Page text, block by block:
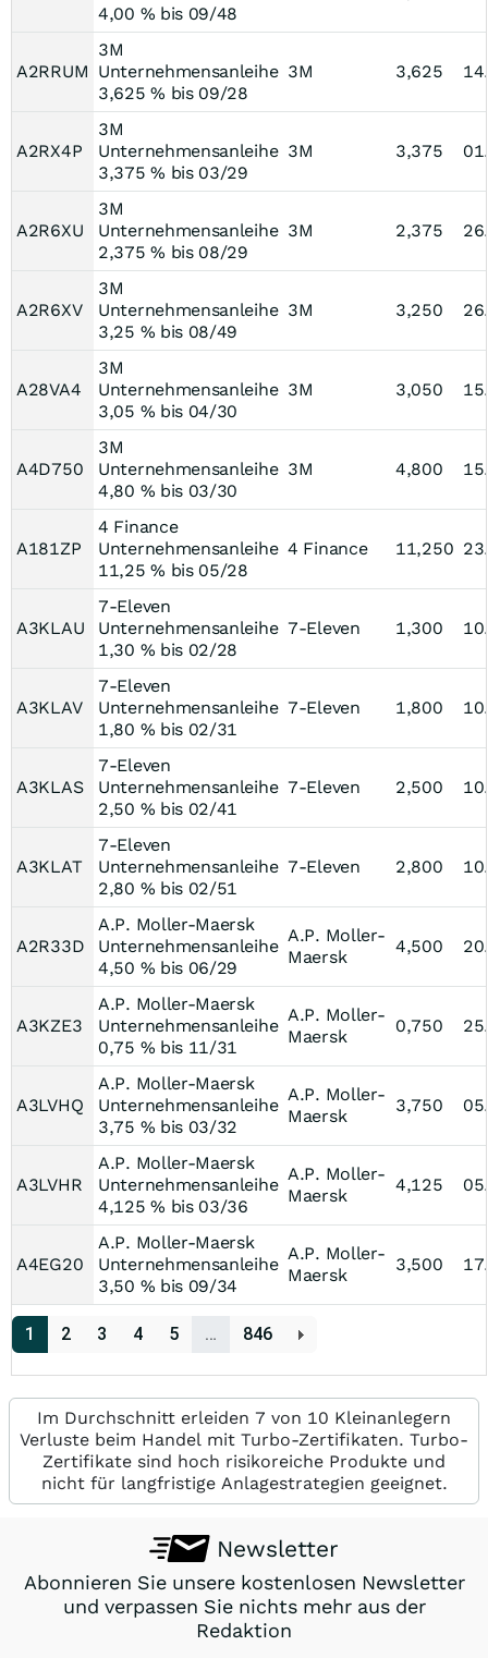
4,00 % bis 09/48
A2RRUM
3M
Unternehmensanleihe
3,625 % bis 09/28
3M 3,625
A2RX4P
3M
Unternehmensanleihe
3,375 % bis 03/29
3M 3,375
A2R6XU
3M
Unternehmensanleihe
2,375 % bis 08/29
3M 2,375
A2R6XV
3M
Unternehmensanleihe
3,25 % bis 08/49
3M 3,250
A28VA4
3M
Unternehmensanleihe
3,05 % bis 04/30
3M 3,050
A4D750
3M
Unternehmensanleihe
4,80 % bis 03/30
3M 4,800
A181ZP
4 Finance
Unternehmensanleihe
11,25 % bis 05/28
4 Finance 11,250
A3KLAU
7-Eleven
Unternehmensanleihe
1,30 % bis 02/28
7-Eleven 1,300
A3KLAV
7-Eleven
Unternehmensanleihe
1,80 % bis 02/31
7-Eleven 1,800
A3KLAS
7-Eleven
Unternehmensanleihe
2,50 % bis 02/41
7-Eleven 2,500
A3KLAT
7-Eleven
Unternehmensanleihe
2,80 % bis 02/51
7-Eleven 2,800
A2R33D
A.P. Moller-Maersk
Unternehmensanleihe
4,50 % bis 06/29
A.P. Moller-
Maersk
4,500
A3KZE3
A.P. Moller-Maersk
Unternehmensanleihe
0,75 % bis 11/31
A.P. Moller-
Maersk
0,750
A3LVHQ
A.P. Moller-Maersk
Unternehmensanleihe
3,75 % bis 03/32
A.P. Moller-
Maersk
3,750
A3LVHR
A.P. Moller-Maersk
Unternehmensanleihe
4,125 % bis 03/36
A.P. Moller-
Maersk
4,125
A4EG20
A.P. Moller-Maersk
Unternehmensanleihe
3,50 % bis 09/34
A.P. Moller-
Maersk
3,500
1 2 3 4 5 … 846
Im Durchschnitt erleiden 7 von 10 Kleinanlegern
Verluste beim Handel mit Turbo-Zertifikaten. Turbo-
Zertifikate sind hoch risikoreiche Produkte und
nicht für langfristige Anlagestrategien geeignet.
Newsletter
Abonnieren Sie unsere kostenlosen Newsletter
und verpassen Sie nichts mehr aus der
Redaktion